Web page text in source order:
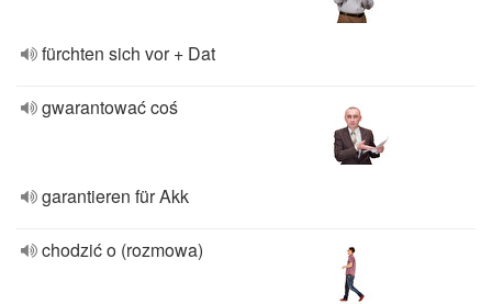
fürchten sich vor + Dat
gwarantować coś
garantieren für Akk
chodzić o (rozmowa)